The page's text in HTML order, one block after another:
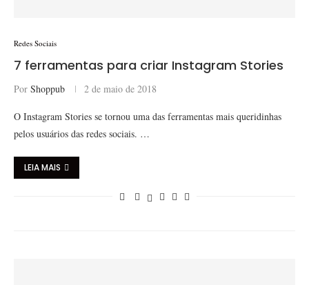
Redes Sociais
7 ferramentas para criar Instagram Stories
Por Shoppub 2 de maio de 2018
O Instagram Stories se tornou uma das ferramentas mais queridinhas
pelos usuários das redes sociais. …
LEIA MAIS